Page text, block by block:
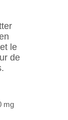
le
de
mg